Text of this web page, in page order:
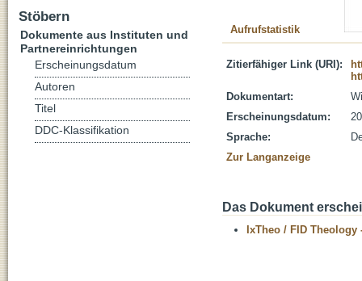
Aufrufstatistik
Zitierfähiger Link (URI):
Dokumentart:
Erscheinungsdatum:
Sprache:
Zur Langanzeige
Das Dokument
IxTheo / FID Theology
Stöbern
Dokumente aus Instituten und
Partnereinrichtungen
Erscheinungsdatum
Autoren
Titel
DDC-Klassifikation